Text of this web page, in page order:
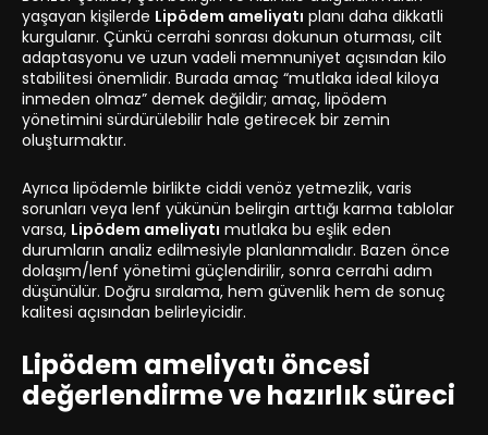
yaşayan kişilerde Lipödem ameliyatı planı daha dikkatli
kurgulanır. Çünkü cerrahi sonrası dokunun oturması, cilt
adaptasyonu ve uzun vadeli memnuniyet açısından kilo
stabilitesi önemlidir. Burada amaç “mutlaka ideal kiloya
inmeden olmaz” demek değildir; amaç, lipödem
yönetimini sürdürülebilir hale getirecek bir zemin
oluşturmaktır.
Ayrıca lipödemle birlikte ciddi venöz yetmezlik, varis
sorunları veya lenf yükünün belirgin arttığı karma tablolar
varsa, Lipödem ameliyatı mutlaka bu eşlik eden
durumların analiz edilmesiyle planlanmalıdır. Bazen önce
dolaşım/lenf yönetimi güçlendirilir, sonra cerrahi adım
düşünülür. Doğru sıralama, hem güvenlik hem de sonuç
kalitesi açısından belirleyicidir.
Lipödem ameliyatı öncesi
değerlendirme ve hazırlık süreci